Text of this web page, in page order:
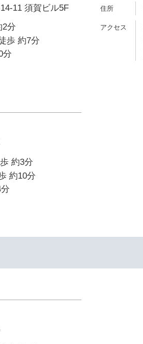
11 須賀ビル5F
2分
歩 約7分
分
約3分
約10分